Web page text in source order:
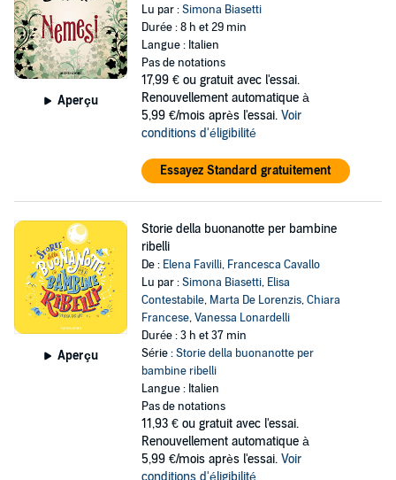
Aperçu
Lu par :Simona Biasetti
Durée : 8 h et 29 min
Langue : Italien
Pas de notations
17,99 € ou gratuit avec l'essai.
Renouvellement automatique à
5,99 €/mois après l'essai. Voir
conditions d'éligibilité
Essayez Standard gratuitement
Aperçu
Storie della buonanotte per bambine
ribelli
De : Elena Favilli, Francesca Cavallo
Lu par :Simona Biasetti, Elisa
Contestabile, Marta De Lorenzis,Chiara
Francese,Vanessa Lonardelli
Durée : 3 h et 37 min
Série :Storie della buonanotte per
bambine ribelli
Langue : Italien
Pas de notations
11,93 € ou gratuit avec l'essai.
Renouvellement automatique à
5,99 €/mois après l'essai. Voir
conditions d'éligibilité